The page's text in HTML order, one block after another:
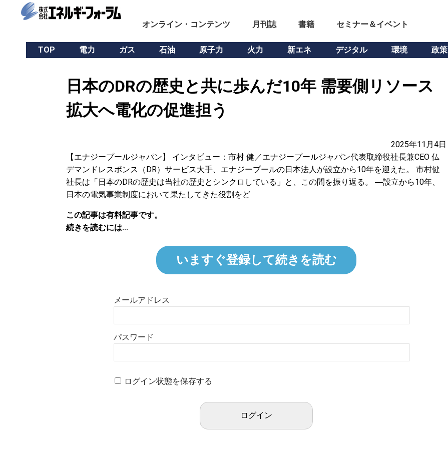
オンライン・コンテンツ 月刊誌 書籍 セミナー＆イベント
TOP 電力 ガス 石油 原子力 火力 新エネ デジタル 環境 政策
日本のDRの歴史と共に歩んだ10年 需要側リソース
拡大へ電化の促進担う
2025年11月4日
【エナジープールジャパン】 インタビュー：市村 健／エナジープールジャパン代表取締役社長兼CEO 仏
デマンドレスポンス（DR）サービス大手、エナジープールの日本法人が設立から10年を迎えた。 市村健
社長は「日本のDRの歴史は当社の歴史とシンクロしている」と、この間を振り返る。 ―設立から10年、
日本の電気事業制度において果たしてきた役割をど
この記事は有料記事です。
続きを読むには...
いますぐ登録して続きを読む
メールアドレス
パスワード
ログイン状態を保存する